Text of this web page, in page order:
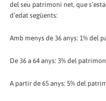
del seu patrimoni net, que
d’edat següents:
Amb menys de 36 anys: 1% del
De 36 a 64 anys: 3% del
A partir de 65 anys: 5% del